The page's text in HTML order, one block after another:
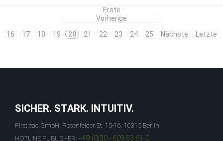
Erste
Vorherige
16
17 18 19 20 21 22 23 24 25 Nächste Letzte
SICHER. STARK. INTUITIV.
Firstlead GmbH, Rosenfelder St. 15-16, 10315 Berlin
HOTLINE PUBLISHER: +49 (0)30 - 609 83 61-0